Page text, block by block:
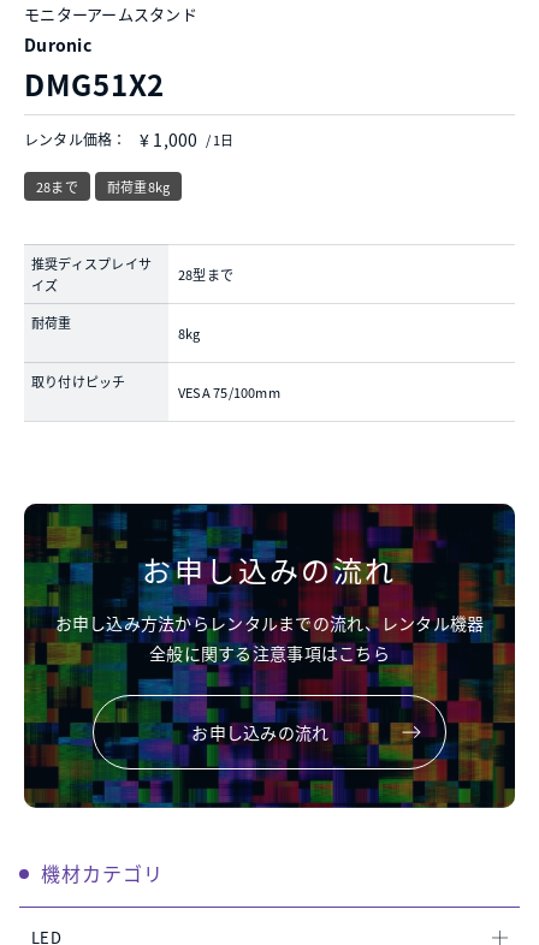
機材カテゴリ
LED
モニターアームスタンド
Duronic
DMG51X2
レンタル価格： ¥ 1,000 / 1日
28まで 耐荷重8kg
推奨ディスプレイサ
イズ
28型まで
耐荷重
8kg
取り付けピッチ
VESA 75/100mm
お申し込みの流れ
お申し込み方法からレンタルまでの流れ、レンタル機器
全般に関する注意事項はこちら
お申し込みの流れ